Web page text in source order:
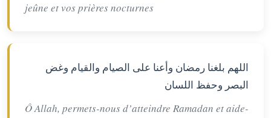
jeûne et vos prières nocturnes
اللهم بلغنا رمضان وأعنا على الصيام والقيام وغض
البصر وحفظ اللسان
Ô Allah, permets-nous d’atteindre Ramadan et aide-